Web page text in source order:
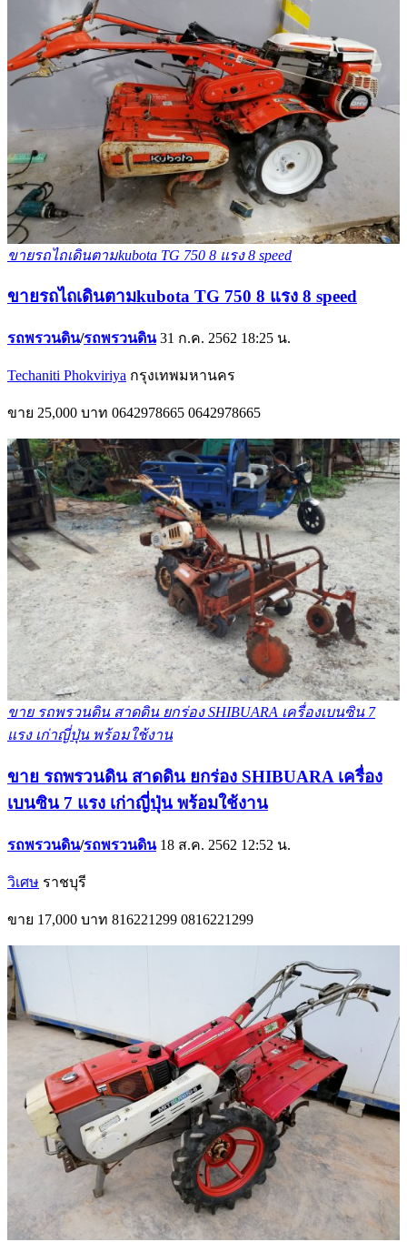
ขายรถไถเดินตามkubota TG 750 8 แรง 8 speed
ขายรถไถเดินตามkubota TG 750 8 แรง 8 speed
รถพรวนดิน/รถพรวนดิน 31 ก.ค. 2562 18:25 น.
Techaniti Phokviriya กรุงเทพมหานคร
ขาย 25,000 บาท 0642978665 0642978665
ขาย รถพรวนดิน สาดดิน ยกร่อง SHIBUARA เครื่องเบนซิน 7
แรง เก่าญี่ปุ่น พร้อมใช้งาน
ขาย รถพรวนดิน สาดดิน ยกร่อง SHIBUARA เครื่อง
เบนซิน 7 แรง เก่าญี่ปุ่น พร้อมใช้งาน
รถพรวนดิน/รถพรวนดิน 18 ส.ค. 2562 12:52 น.
วิเศษ ราชบุรี
ขาย 17,000 บาท 816221299 0816221299